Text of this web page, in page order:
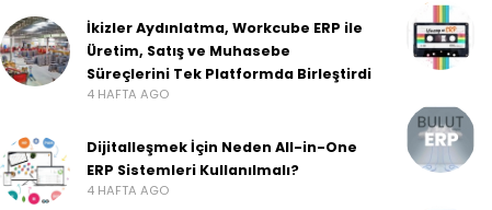
İkizler Aydınlatma, Workcube ERP ile
Üretim, Satış ve Muhasebe
Süreçlerini Tek Platformda Birleştirdi
4 HAFTA AGO
Dijitalleşmek İçin Neden All-in-One
ERP Sistemleri Kullanılmalı?
4 HAFTA AGO